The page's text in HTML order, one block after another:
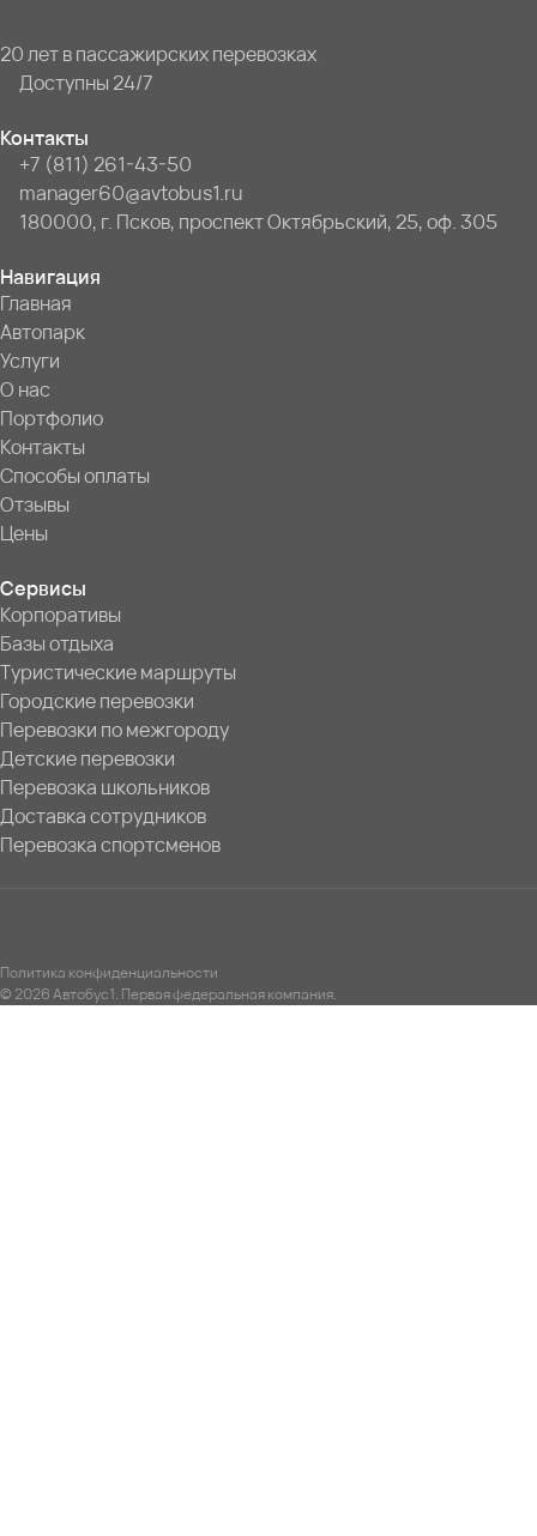
20 лет в пассажирских перевозках
Доступны 24/7
Контакты
+7 (811) 261-43-50
manager60@avtobus1.ru
180000, г. Псков, проспект Октябрьский, 25, оф. 305
Навигация
Главная
Автопарк
Услуги
О нас
Портфолио
Контакты
Способы оплаты
Отзывы
Цены
Сервисы
Корпоративы
Базы отдыха
Туристические маршруты
Городские перевозки
Перевозки по межгороду
Детские перевозки
Перевозка школьников
Доставка сотрудников
Перевозка спортсменов
Политика конфиденциальности
© 2026 Автобус1. Первая федеральная компания.